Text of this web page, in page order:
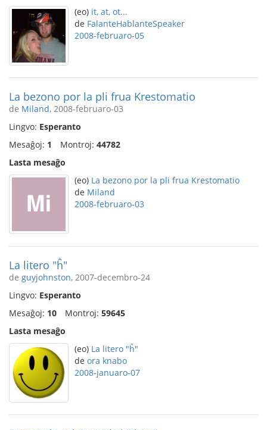
(eo) it, at, ot...
de FalanteHablanteSpeaker
2008-februaro-05
La bezono por la pli frua Krestomatio
de Miland, 2008-februaro-03
Lingvo: Esperanto
Mesaĝoj: 1 Montroj: 44782
Lasta mesaĝo
(eo) La bezono por la pli frua Krestomatio
de Miland
2008-februaro-03
La litero "ĥ"
de guyjohnston, 2007-decembro-24
Lingvo: Esperanto
Mesaĝoj: 10 Montroj: 59645
Lasta mesaĝo
(eo) La litero "ĥ"
de ora knabo
2008-januaro-07